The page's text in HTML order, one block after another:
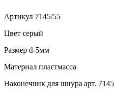
Артикул 7145/55
Цвет серый
Размер d-5мм
Материал пластмасса
Наконечник для шнура арт.